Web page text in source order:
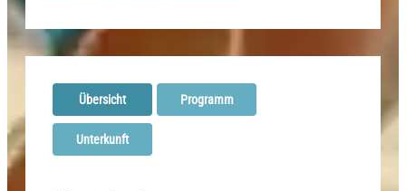
Übersicht Programm
Unterkunft